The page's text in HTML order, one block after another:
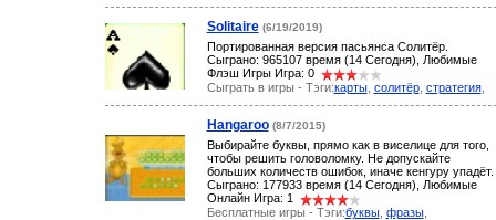
Solitaire (6/19/2019)
Портированная версия пасьянса Солитёр.
Сыграно: 965107 время (14 Сегодня), Любимые
Флэш Игры Игра: 0
Сыграть в игры - Тэги:карты, солитёр, стратегия,
Hangaroo (8/7/2015)
Выбирайте буквы, прямо как в виселице для того,
чтобы решить головоломку. Не допускайте
больших количеств ошибок, иначе кенгуру упадёт.
Сыграно: 177933 время (14 Сегодня), Любимые
Онлайн Игра: 1
Бесплатные игры - Тэги:буквы, фразы,